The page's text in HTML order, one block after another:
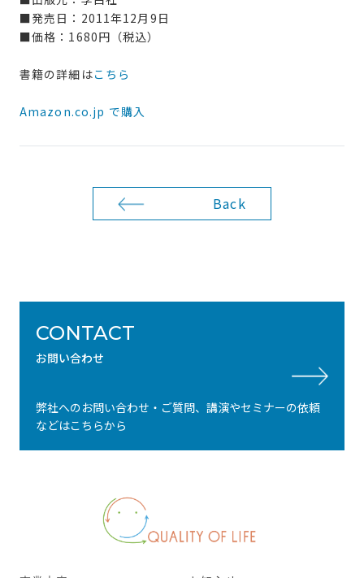
■発売日：2011年12月9日
■価格：1680円（税込）
書籍の詳細はこちら
Amazon.co.jp で購入
Back
CONTACT
お問い合わせ
弊社へのお問い合わせ・ご質問、講演やセミナーの依頼
などはこちらから